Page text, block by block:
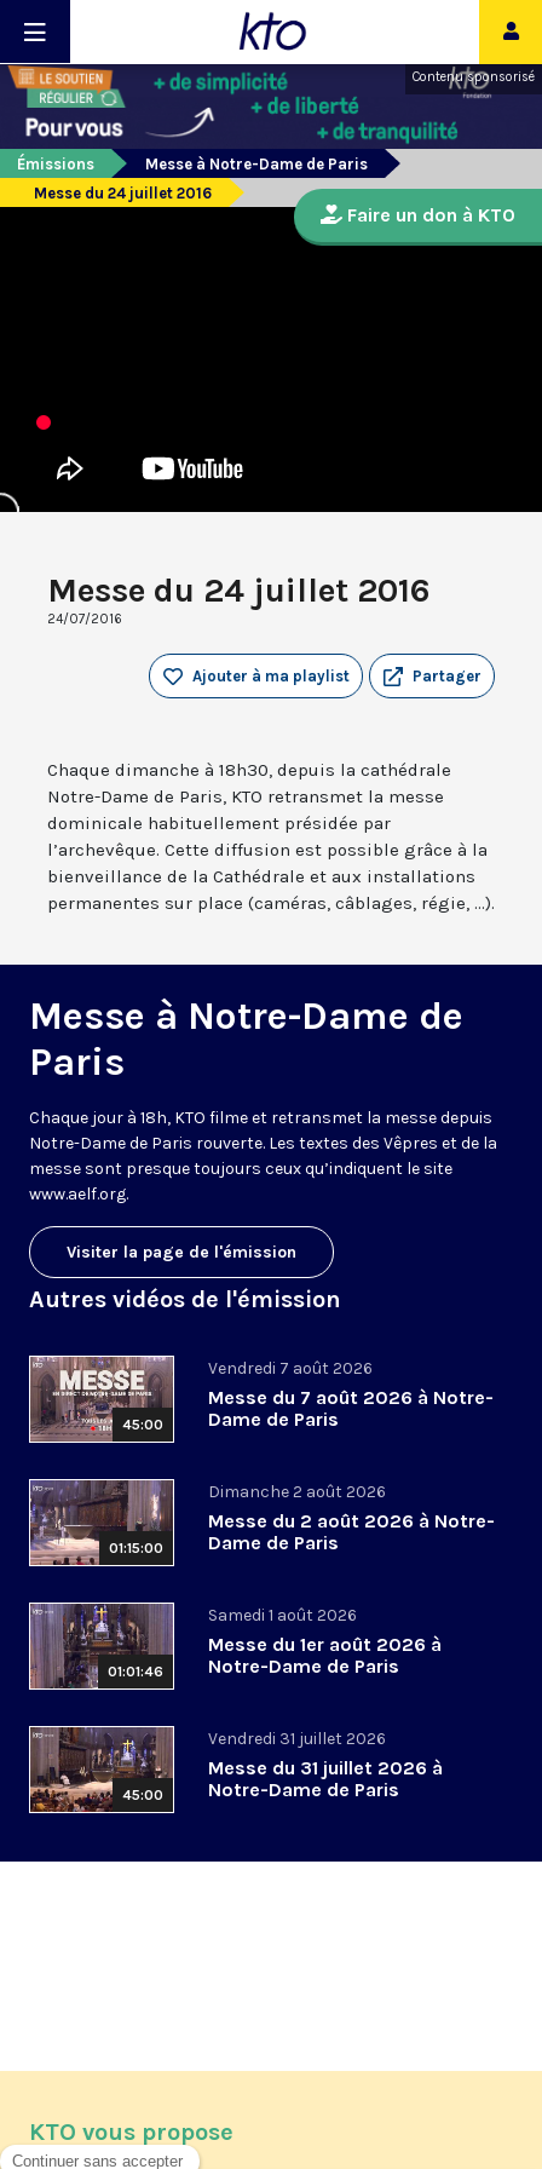
Contenu sponsorisé
Émissions
Messe à Notre-Dame de Paris
Messe du 24 juillet 2016
Messe du 24 juillet 2016
24/07/2016
Partager
Ajouter à ma playlist
Chaque dimanche à 18h30, depuis la cathédrale
Notre-Dame de Paris, KTO retransmet la messe
dominicale habituellement présidée par
l’archevêque. Cette diffusion est possible grâce à la
bienveillance de la Cathédrale et aux installations
permanentes sur place (caméras, câblages, régie, ...).
Messe à Notre-Dame de
Paris
Chaque jour à 18h, KTO filme et retransmet la messe depuis
Notre-Dame de Paris rouverte. Les textes des Vêpres et de la
messe sont presque toujours ceux qu’indiquent le site
www.aelf.org.
Visiter la page de l'émission
Autres vidéos de l'émission
45:00
Vendredi 7 août 2026
Messe du 7 août 2026 à Notre-
Dame de Paris
01:15:00
Dimanche 2 août 2026
Messe du 2 août 2026 à Notre-
Dame de Paris
01:01:46
Samedi 1 août 2026
Messe du 1er août 2026 à
Notre-Dame de Paris
45:00
Vendredi 31 juillet 2026
Messe du 31 juillet 2026 à
Notre-Dame de Paris
Faire un don à KTO
KTO vous propose